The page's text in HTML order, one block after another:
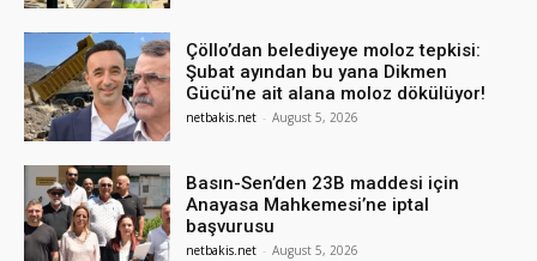
Çöllo’dan belediyeye moloz tepkisi:
Şubat ayından bu yana Dikmen
Gücü’ne ait alana moloz dökülüyor!
netbakis.net - August 5, 2026
Basın-Sen’den 23B maddesi için
Anayasa Mahkemesi’ne iptal
başvurusu
netbakis.net - August 5, 2026